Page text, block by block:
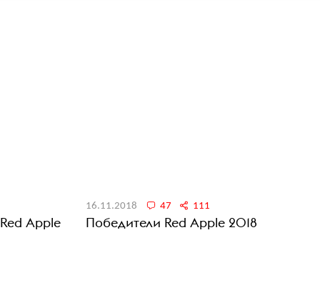
Apple
16.11.2018 47 111
Победители Red Apple 2018